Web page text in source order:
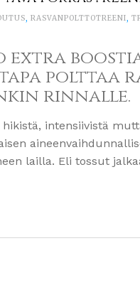
, RASVANPOLTTOTREENI,
extra
polttaa
rinnalle.
intensiivistä
lailla. Eli tossut